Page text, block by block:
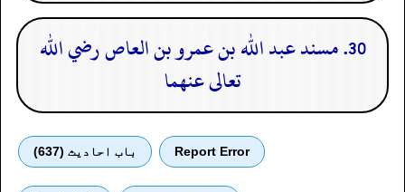
30. مسند عبد الله بن عمرو بن العاص رضي الله
تعالى عنهما
Report Error باب احادیث (637)